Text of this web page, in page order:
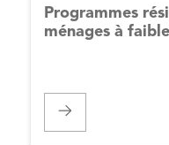
Programmes
ménages à